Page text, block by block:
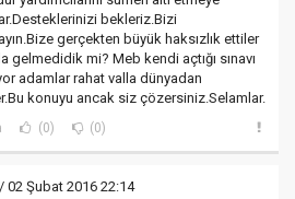
bekleriz.Bizi
gerçekten büyük haksızlık ettiler
gelmedidik mi? Meb kendi açtığı sınavı
adamlar rahat valla dünyadan
konuyu ancak siz çözersiniz.Selamlar.
(0) (0)
/ 02 Şubat 2016 22:14